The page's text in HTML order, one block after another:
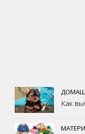
Как